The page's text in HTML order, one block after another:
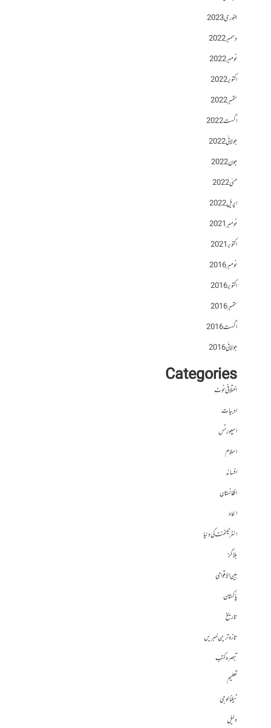
جنوری 2023
دسمبر 2022
نومبر 2022
اکتوبر 2022
ستمبر 2022
اگست 2022
جولائی 2022
جون 2022
مئی 2022
اپریل 2022
نومبر 2021
اکتوبر 2021
نومبر 2016
اکتوبر 2016
ستمبر 2016
اگست 2016
جولائی 2016
Categories
اختلافی نوٹ
ادبیات
اسپورٹس
اسلام
افسانہ
افغانستان
الحاد
انٹرٹینمنٹ کی دنیا
بلاگز
بین الاقوامی
پاکستان
تاریخ
تازہ ترین خبریں
تبصرہ کتب
تعلیم
ٹیکنالوجی
دلیل